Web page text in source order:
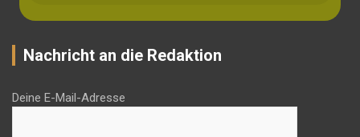
Nachricht an die Redaktion
Deine E-Mail-Adresse